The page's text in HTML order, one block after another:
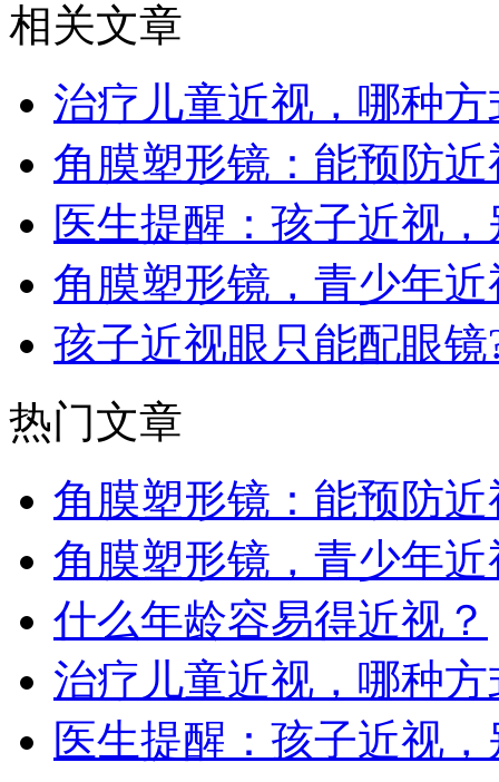
相关文章
治疗儿童近视，哪种
角膜塑形镜：能预防
医生提醒：孩子近视
角膜塑形镜，青少年
孩子近视眼只能配眼
热门文章
角膜塑形镜：能预防
角膜塑形镜，青少年
什么年龄容易得近视？
治疗儿童近视，哪种
医生提醒：孩子近视